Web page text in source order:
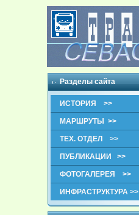
Разделы сайта
ИСТОРИЯ >>
МАРШРУТЫ >>
ТЕХ. ОТДЕЛ >>
ПУБЛИКАЦИИ >>
ФОТОГАЛЕРЕЯ >>
ИНФРАСТРУКТУРА >>